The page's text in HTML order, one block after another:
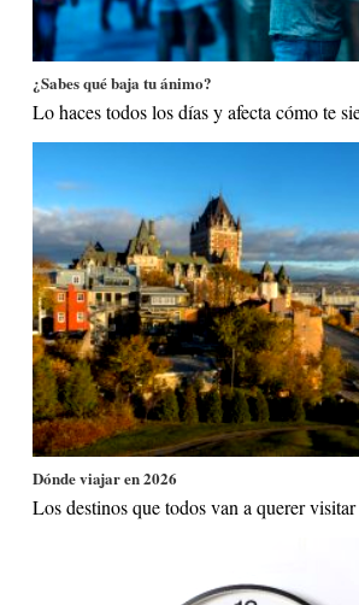
¿Sabes qué baja tu ánimo?
Lo haces todos los días y afecta cómo te
Dónde viajar en 2026
Los destinos que todos van a querer